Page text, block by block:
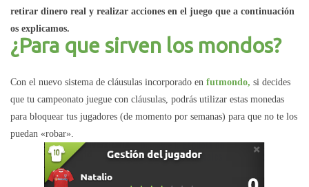
retirar dinero real y realizar acciones en el juego que a continuación
os explicamos.
¿Para que sirven los mondos?
Con el nuevo sistema de cláusulas incorporado en futmondo, si decides
que tu campeonato juegue con cláusulas, podrás utilizar estas monedas
para bloquear tus jugadores (de momento por semanas) para que no te los
puedan «robar».